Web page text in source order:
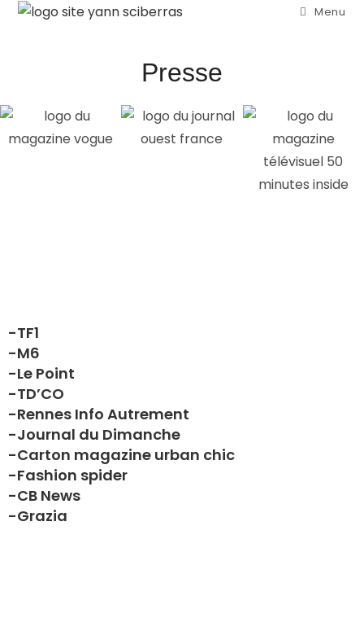
Menu
Presse
-TF1
-M6
-Le Point
-TD’CO
-Rennes Info Autrement
-Journal du Dimanche
-Carton magazine urban chic
-Fashion spider
-CB News
-Grazia